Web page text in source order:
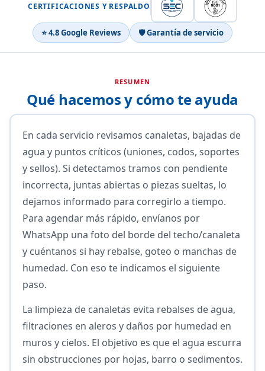
CERTIFICACIONES Y RESPALDO
⭐ 4.8 Google Reviews 🛡 Garantía de servicio
RESUMEN
Qué hacemos y cómo te ayuda
En cada servicio revisamos canaletas, bajadas de
agua y puntos críticos (uniones, codos, soportes
y sellos). Si detectamos tramos con pendiente
incorrecta, juntas abiertas o piezas sueltas, lo
dejamos informado para corregirlo a tiempo.
Para agendar más rápido, envíanos por
WhatsApp una foto del borde del techo/canaleta
y cuéntanos si hay rebalse, goteo o manchas de
humedad. Con eso te indicamos el siguiente
paso.
La limpieza de canaletas evita rebalses de agua,
filtraciones en aleros y daños por humedad en
muros y cielos. El objetivo es que el agua escurra
sin obstrucciones por hojas, barro o sedimentos.